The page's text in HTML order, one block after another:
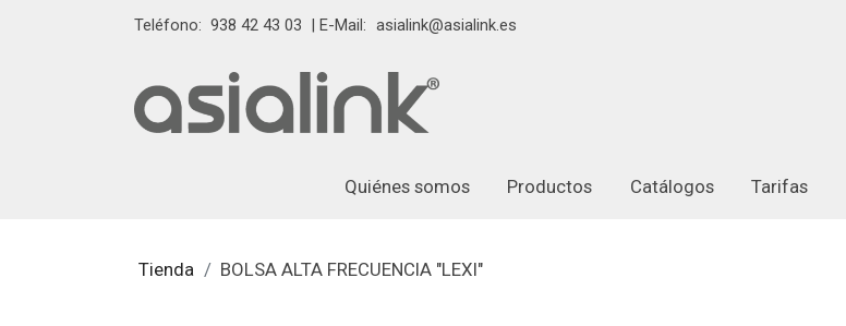
Teléfono: 938 42 43 03 | E-Mail: asialink@asialink.es
Quiénes somos Productos Catálogos Tarifas
Tienda BOLSA ALTA FRECUENCIA "LEXI"